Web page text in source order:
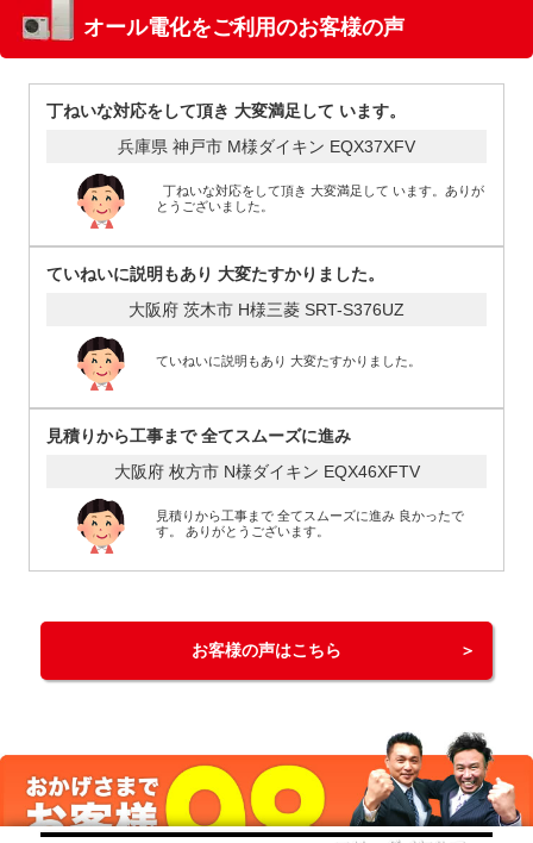
オール電化をご利用のお客様の声
丁ねいな対応をして頂き 大変満足して います。
兵庫県 神戸市 M様ダイキン EQX37XFV
丁ねいな対応をして頂き 大変満足して います。ありが
とうございました。
ていねいに説明もあり 大変たすかりました。
大阪府 茨木市 H様三菱 SRT-S376UZ
ていねいに説明もあり 大変たすかりました。
見積りから工事まで 全てスムーズに進み
大阪府 枚方市 N様ダイキン EQX46XFTV
見積りから工事まで 全てスムーズに進み 良かったで
す。 ありがとうございます。
お客様の声はこちら